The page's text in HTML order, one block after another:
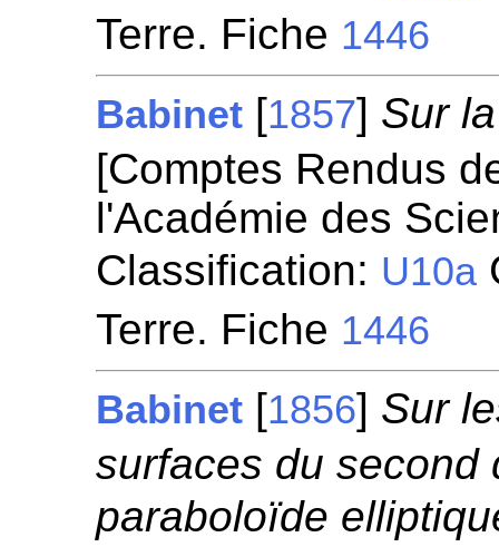
Terre. Fiche 1446
Babinet [1857] Sur
[Comptes Rendus
l'Académie des
Classification: U10a
Terre. Fiche 1446
Babinet [1856] Sur
surfaces du second
paraboloïde